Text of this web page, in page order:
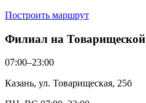
Построить маршрут
Филиал на Товарищеской
07:00–23:00
Казань, ул. Товарищеская, 25б